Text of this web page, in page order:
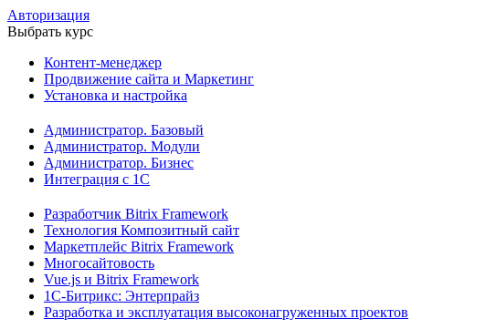
Авторизация
Выбрать курс
Контент-менеджер
Продвижение сайта и Маркетинг
Установка и настройка
Администратор. Базовый
Администратор. Модули
Администратор. Бизнес
Интеграция с 1С
Разработчик Bitrix Framework
Технология Композитный сайт
Маркетплейс Bitrix Framework
Многосайтовость
Vue.js и Bitrix Framework
1С-Битрикс: Энтерпрайз
Разработка и эксплуатация высоконагруженных проектов